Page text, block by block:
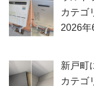
カテゴ
2026年
新戸町
カテゴ